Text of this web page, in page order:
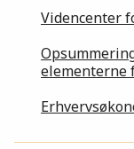
Videncenter
elementerne